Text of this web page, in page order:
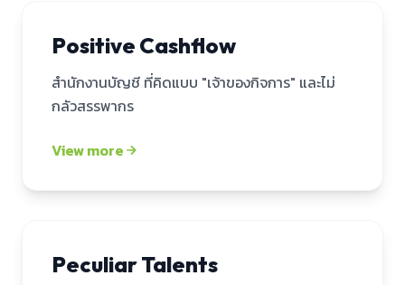
Mockup — Positive Cashflow
Positive Cashflow
สำนักงานบัญชี ที่คิดแบบ "เจ้าของกิจการ" และไม่
กลัวสรรพากร
View more
Peculiar Talents